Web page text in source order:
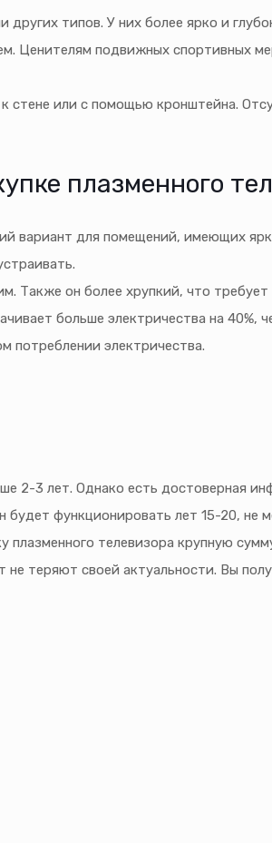
типов. У них более ярко и
Ценителям подвижных спортивных
или с помощью кронштейна.
плазменного
вариант для помещений, имеющих
Также он более хрупкий, что
больше электричества на
потреблении электричества.
2-3 лет. Однако есть достоверная
функционировать лет 15-20, не
телевизора крупную
не теряют своей актуальности. Вы